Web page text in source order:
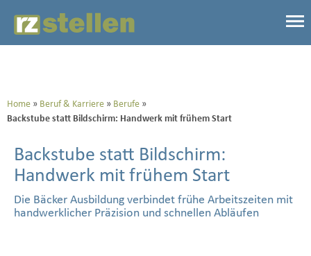
Home Beruf & Karriere
Berufe
Backstube statt Bildschirm: Handwerk mit frühem Start
Backstube statt Bildschirm:
Handwerk mit frühem Start
Die Bäcker Ausbildung verbindet frühe Arbeitszeiten mit
handwerklicher Präzision und schnellen Abläufen